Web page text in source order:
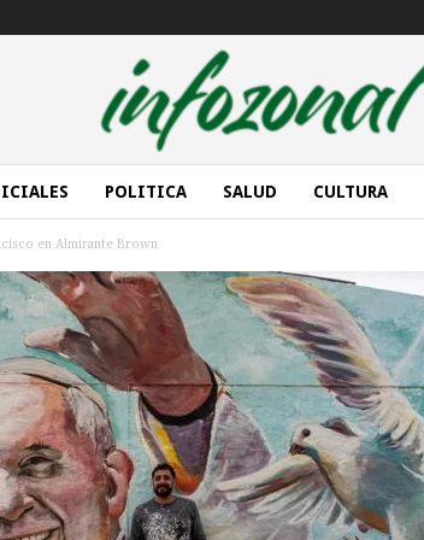
POLITICA SALUD CULTURA
en Almirante Brown